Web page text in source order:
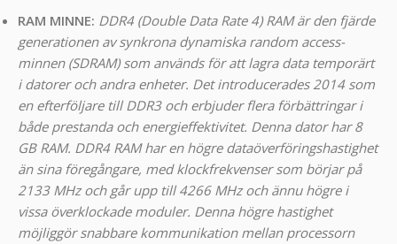
RAM MINNE: DDR4 (Double Data Rate 4) RAM är den fjärde
generationen av synkrona dynamiska random access-
minnen (SDRAM) som används för att lagra data temporärt
i datorer och andra enheter. Det introducerades 2014 som
en efterföljare till DDR3 och erbjuder flera förbättringar i
både prestanda och energieffektivitet. Denna dator har 8
GB RAM. DDR4 RAM har en högre dataöverföringshastighet
än sina föregångare, med klockfrekvenser som börjar på
2133 MHz och går upp till 4266 MHz och ännu högre i
vissa överklockade moduler. Denna högre hastighet
möjliggör snabbare kommunikation mellan processorn